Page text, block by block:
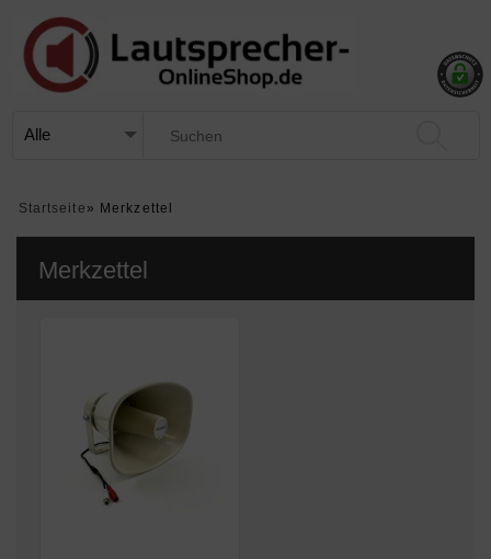
Startseite » Merkzettel
Merkzettel